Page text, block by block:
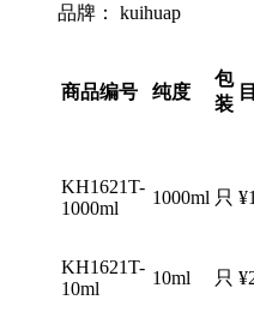
品牌：
kuihuap
商品编号 纯度
包
装
KH1621T-
1000ml
1000ml 只
KH1621T-
10ml
10ml 只